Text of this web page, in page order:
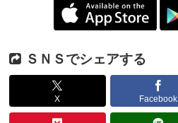
ＳＮＳでシェアする
X Facebook